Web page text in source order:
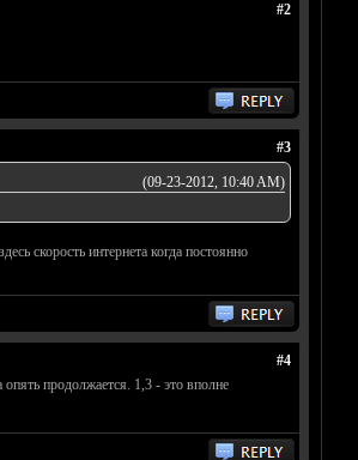
#2
#3
(09-23-2012, 10:40 AM)
скорость интернета когда постоянно
#4
продолжается. 1,3 - это вполне